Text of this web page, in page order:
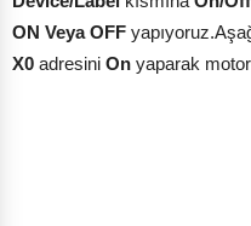
ON Veya OFF
X0 adresini On yaparak